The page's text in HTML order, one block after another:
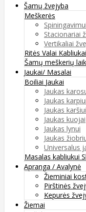
Šamų žvejyba
Meškerės
Stacionariai
Vertikaliai
Ritės Valai Kabliukai
Šamų meškerių
Jaukai/ Masalai
Boiliai Jaukai
Jaukas
Jaukas karpiui
Jaukas karšiui
Jaukas kuojai
Jaukas lynui
Jaukas
Universalus
Masalas kabliukui
Apranga / Avalynė
Žieminiai
Pirštinės
Kepurės
Žiemai